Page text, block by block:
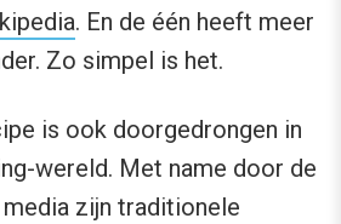
. En de één heeft meer
Zo simpel is het.
is ook doorgedrongen in
wereld. Met name door de
zijn traditionele